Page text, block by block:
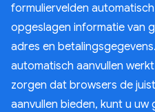
formuliervelden
opgeslagen informatie van
adres en
automatisch aanvullen
zorgen dat browsers de
aanvullen bieden, kunt u uw